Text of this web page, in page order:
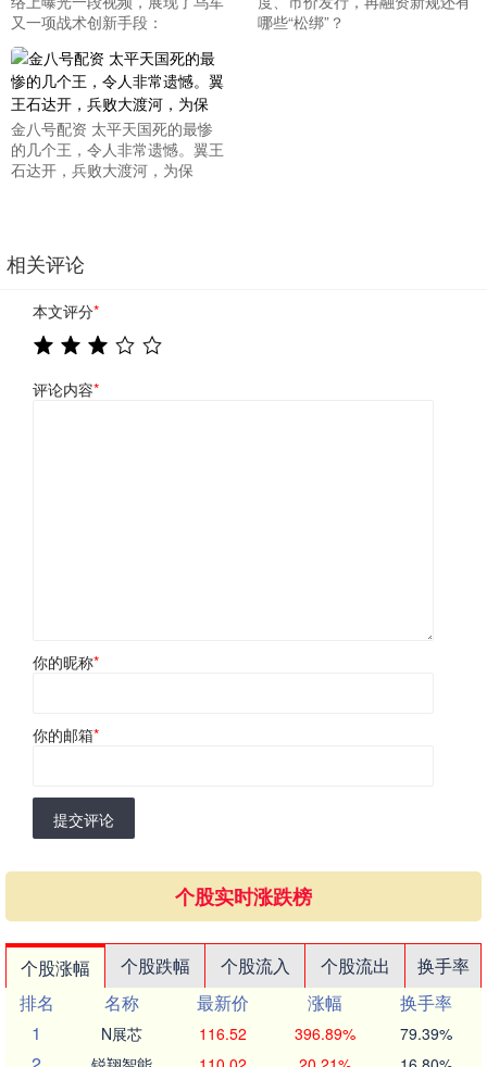
又一项战术创新手段：
哪些“松绑”？
金八号配资 太平天国死的最惨
的几个王，令人非常遗憾。翼王
石达开，兵败大渡河，为保
相关评论
本文评分*
评论内容*
你的昵称*
你的邮箱*
提交评论
个股实时涨跌榜
个股涨幅 个股跌幅 个股流入 个股流出
换手率
排名
名称 最新价 涨幅
换手率
1
N展芯 116.52 396.89% 79.39%